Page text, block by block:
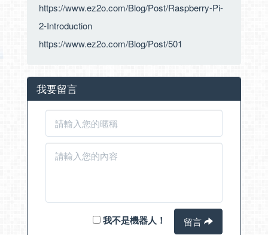
https://www.ez2o.com/Blog/Post/Raspberry-Pi-
2-Introduction
https://www.ez2o.com/Blog/Post/501
我要留言
我不是機器人！ 留言